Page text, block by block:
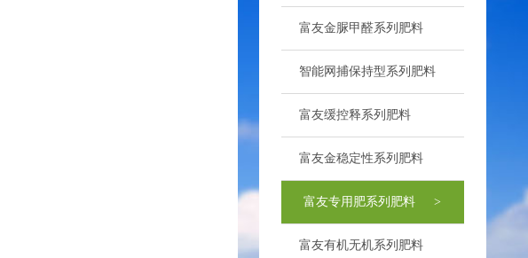
富友金脲甲醛系列肥料
智能网捕保持型系列肥料>
富友缓控释系列肥料
富友金稳定性系列肥料
富友专用肥系列肥料 >
富友有机无机系列肥料